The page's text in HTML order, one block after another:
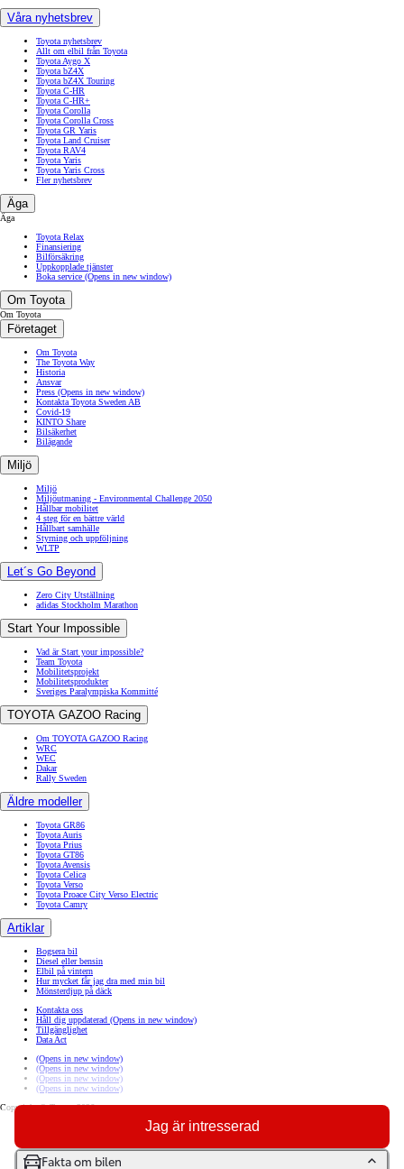
Jag är intresserad
Fakta om bilen
Våra nyhetsbrev
Toyota nyhetsbrev
Allt om elbil från Toyota
Toyota Aygo X
Toyota bZ4X
Toyota bZ4X Touring
Toyota C-HR
Toyota C-HR+
Toyota Corolla
Toyota Corolla Cross
Toyota GR Yaris
Toyota Land Cruiser
Toyota RAV4
Toyota Yaris
Toyota Yaris Cross
Fler nyhetsbrev
Äga
Äga
Toyota Relax
Finansiering
Bilförsäkring
Uppkopplade tjänster
Boka service (Opens in new window)
Om Toyota
Om Toyota
Företaget
Om Toyota
The Toyota Way
Historia
Ansvar
Press (Opens in new window)
Kontakta Toyota Sweden AB
Covid-19
KINTO Share
Bilsäkerhet
Bilägande
Miljö
Miljö
Miljöutmaning - Environmental Challenge 2050
Hållbar mobilitet
4 steg för en bättre värld
Hållbart samhälle
Styrning och uppföljning
WLTP
Let´s Go Beyond
Zero City Utställning
adidas Stockholm Marathon
Start Your Impossible
Vad är Start your impossible?
Team Toyota
Mobilitetsprojekt
Mobilitetsprodukter
Sveriges Paralympiska Kommitté
TOYOTA GAZOO Racing
Om TOYOTA GAZOO Racing
WRC
WEC
Dakar
Rally Sweden
Äldre modeller
Toyota GR86
Toyota Auris
Toyota Prius
Toyota GT86
Toyota Avensis
Toyota Celica
Toyota Verso
Toyota Proace City Verso Electric
Toyota Camry
Artiklar
Bogsera bil
Diesel eller bensin
Elbil på vintern
Hur mycket får jag dra med min bil
Mönsterdjup på däck
Kontakta oss
Håll dig uppdaterad (Opens in new window)
Tillgänglighet
Data Act
(Opens in new window)
(Opens in new window)
(Opens in new window)
(Opens in new window)
Copyright © Toyota 2026
Sammanställning av personuppgiftsbehandlingar